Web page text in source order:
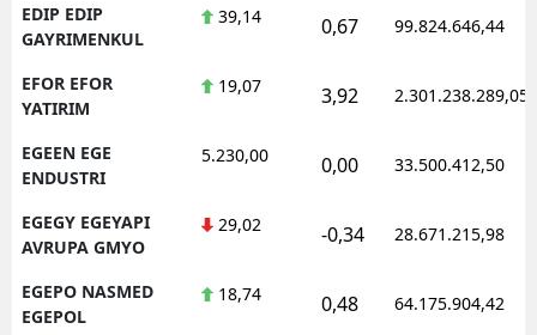
EDIP EDIP
GAYRIMENKUL
39,14 0,67 99.824.646,44
EFOR EFOR
YATIRIM
19,07 3,92 2.301.238.289,05
EGEEN EGE
ENDUSTRI
5.230,00 0,00 33.500.412,50
EGEGY EGEYAPI
AVRUPA GMYO
29,02 -0,34 28.671.215,98
EGEPO NASMED
EGEPOL
18,74 0,48 64.175.904,42